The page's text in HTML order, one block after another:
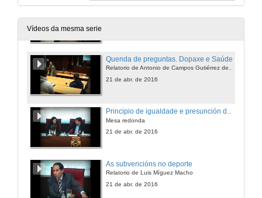
Vídeos da mesma serie
Dopaxe e Saúde
Quenda de preguntas. Dopaxe e Saúde
Relatorio de Antonio de Campos Gutiérrez de Calderón
21 de abr. de 2016
Principio de igualdade e presunción de inocencia no Dereito Deportivo
Mesa redonda
21 de abr. de 2016
As subvencións no deporte
Relatorio de Luis Míguez Macho
21 de abr. de 2016